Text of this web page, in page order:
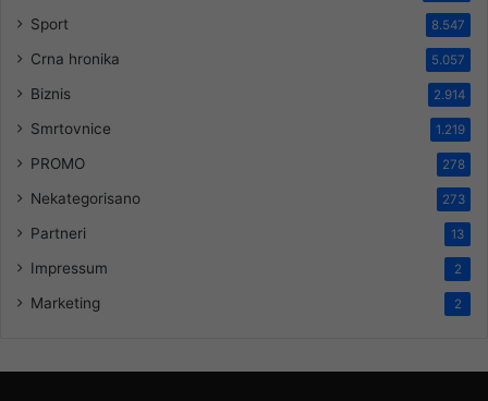
Sport 8.547
Crna hronika 5.057
Biznis 2.914
Smrtovnice 1.219
PROMO 278
Nekategorisano 273
Partneri 13
Impressum 2
Marketing 2